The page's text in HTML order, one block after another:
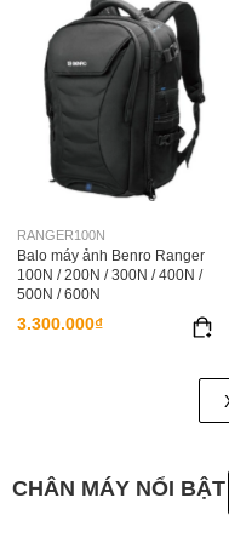
RANGER100N
Balo máy ảnh Benro Ranger
100N / 200N / 300N / 400N /
500N / 600N
3.300.000₫
CHÂN MÁY NỔI BẬT